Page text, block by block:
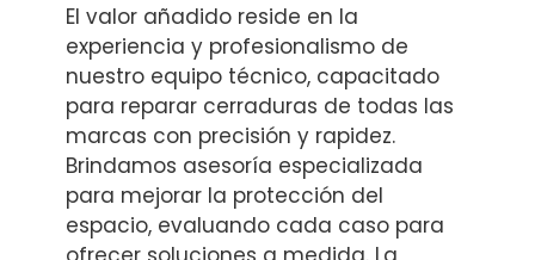
El valor añadido reside en la
experiencia y profesionalismo de
nuestro equipo técnico, capacitado
para reparar cerraduras de todas las
marcas con precisión y rapidez.
Brindamos asesoría especializada
para mejorar la protección del
espacio, evaluando cada caso para